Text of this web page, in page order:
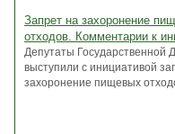
Запрет на захоронение
отходов. Комментарии к
Депутаты Государственной
выступили с инициативой
захоронение пищевых